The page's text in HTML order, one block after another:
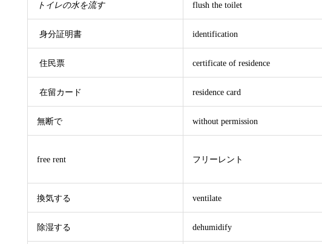
トイレの水を流す flush the toilet
身分証明書 identification
住民票 certificate of residence
在留カード residence card
無断で without permission
free rent フリーレント
換気する ventilate
除湿する dehumidify